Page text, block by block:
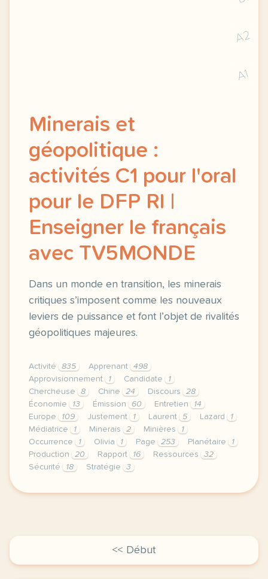
A2
A1
Minerais et
géopolitique :
activités C1 pour l'oral
pour le DFP RI |
Enseigner le français
avec TV5MONDE
Dans un monde en transition, les minerais
critiques s’imposent comme les nouveaux
leviers de puissance et font l’objet de rivalités
géopolitiques majeures.
Activité 835 Apprenant
498
Approvisionnement
1 Candidate
1
Chercheuse
8 Chine 24 Discours
28
Économie
13 Émission 60 Entretien
14
Europe
109 Justement 1 Laurent 5 Lazard
1
Médiatrice
1 Minerais 2 Minières
1
Occurrence
1 Olivia 1 Page 253 Planétaire
1
Production
20 Rapport 16 Ressources
32
Sécurité
18 Stratégie 3
le respect de votre vie privee est une priorite
<< Début